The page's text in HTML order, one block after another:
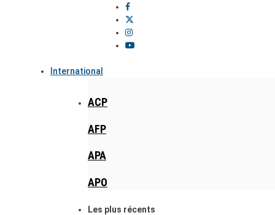
International
ACP
AFP
APA
APO
Les plus récents